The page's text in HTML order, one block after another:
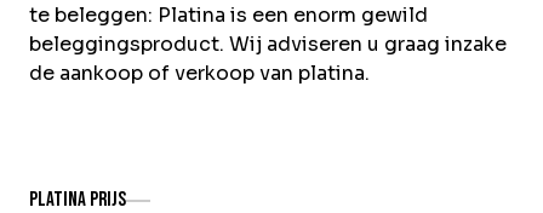
te beleggen: Platina is een enorm gewild
beleggingsproduct. Wij adviseren u graag inzake
de aankoop of verkoop van platina.
Platina prijs